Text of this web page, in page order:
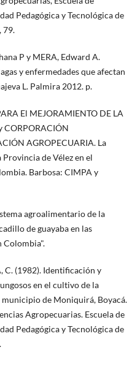
Pedagógica y Tecnológica de
79.
P y MERA, Edward A.
y enfermedades que afectan
L. Palmira 2012. p.
El MEJORAMIENTO DE LA
CORPORACIÓN
AGROPECUARIA. La
de Vélez en el
Barbosa: CIMPA y
agroalimentario de la
de guayaba en las
Colombia".
C. (1982). Identificación y
en el cultivo de la
municipio de Moniquirá, Boyacá.
Agropecuarias. Escuela de
Pedagógica y Tecnológica de